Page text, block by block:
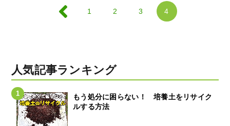
1 2 3 4
人気記事ランキング
もう処分に困らない！ 培養土をリサイク
ルする方法